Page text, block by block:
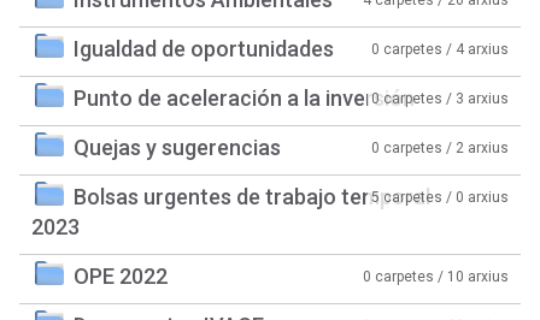
Igualdad de oportunidades 0 carpetes / 4 arxius
Punto de aceleración a la inversión0 carpetes / 3 arxius
Quejas y sugerencias 0 carpetes / 2 arxius
Bolsas urgentes de trabajo temporal
2023
5 carpetes / 0 arxius
OPE 2022 0 carpetes / 10 arxius